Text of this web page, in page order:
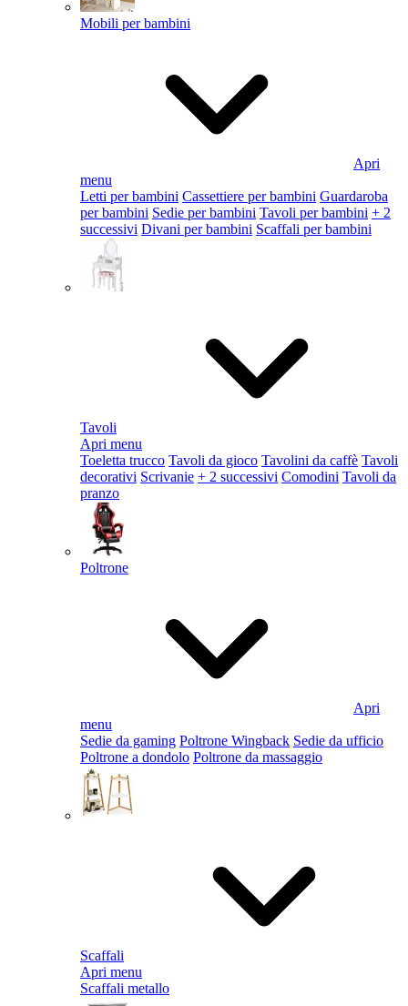
Mobili per bambini
Apri
menu
Letti per bambini Cassettiere per bambini Guardaroba
per bambini Sedie per bambini Tavoli per bambini + 2
successivi Divani per bambini Scaffali per bambini
Tavoli
Apri menu
Toeletta trucco Tavoli da gioco Tavolini da caffè Tavoli
decorativi Scrivanie + 2 successivi Comodini Tavoli da
pranzo
Poltrone
Apri
menu
Sedie da gaming Poltrone Wingback Sedie da ufficio
Poltrone a dondolo Poltrone da massaggio
Scaffali
Apri menu
Scaffali metallo